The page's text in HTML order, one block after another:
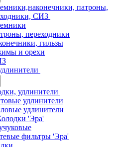
патроны,
СИЗ
переходники
гильзы
и орехи
удлинители
удлинители
удлинители
'Эра'
фильтры 'Эра'